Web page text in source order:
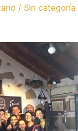
/ Sin categoría